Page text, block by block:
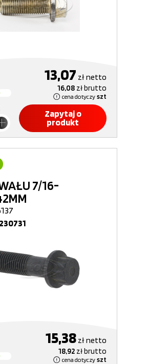
13,07 złnetto
16,08 złbrutto
cena dotyczy szt
Zapytaj o
produkt
7/16-
15,38 złnetto
18,92 złbrutto
cena dotyczy szt